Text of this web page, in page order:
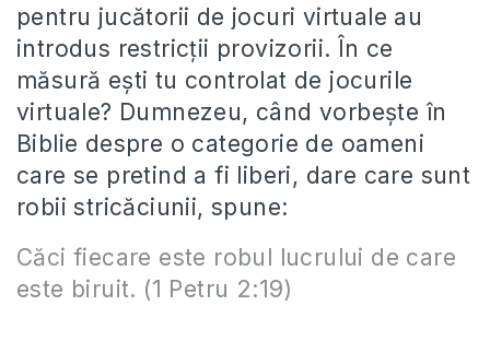
pentru jucătorii de jocuri virtuale au
introdus restricţii provizorii. În ce
măsură eşti tu controlat de jocurile
virtuale? Dumnezeu, când vorbeşte în
Biblie despre o categorie de oameni
care se pretind a fi liberi, dare care sunt
robii stricăciunii, spune:
Căci fiecare este robul lucrului de care
este biruit. (1 Petru 2:19)